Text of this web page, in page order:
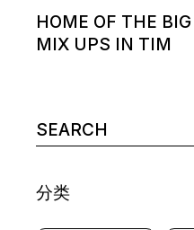
HOME OF THE
MIX UPS IN TIM
分类